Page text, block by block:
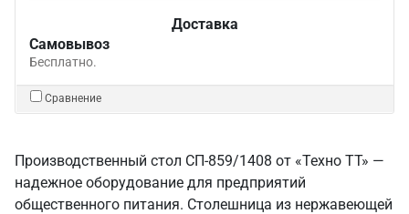
Доставка
Самовывоз
Бесплатно.
Сравнение
Производственный стол СП-859/1408 от «Техно ТТ» —
надежное оборудование для предприятий
общественного питания. Столешница из нержавеющей